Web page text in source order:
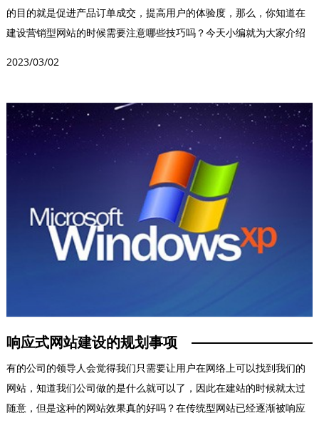
的目的就是促进产品订单成交，提高用户的体验度，那么，你知道在
建设营销型网站的时候需要注意哪些技巧吗？今天小编就为大家介绍
2023/03/02
响应式网站建设的规划事项
有的公司的领导人会觉得我们只需要让用户在网络上可以找到我们的
网站，知道我们公司做的是什么就可以了，因此在建站的时候就太过
随意，但是这种的网站效果真的好吗？在传统型网站已经逐渐被响应